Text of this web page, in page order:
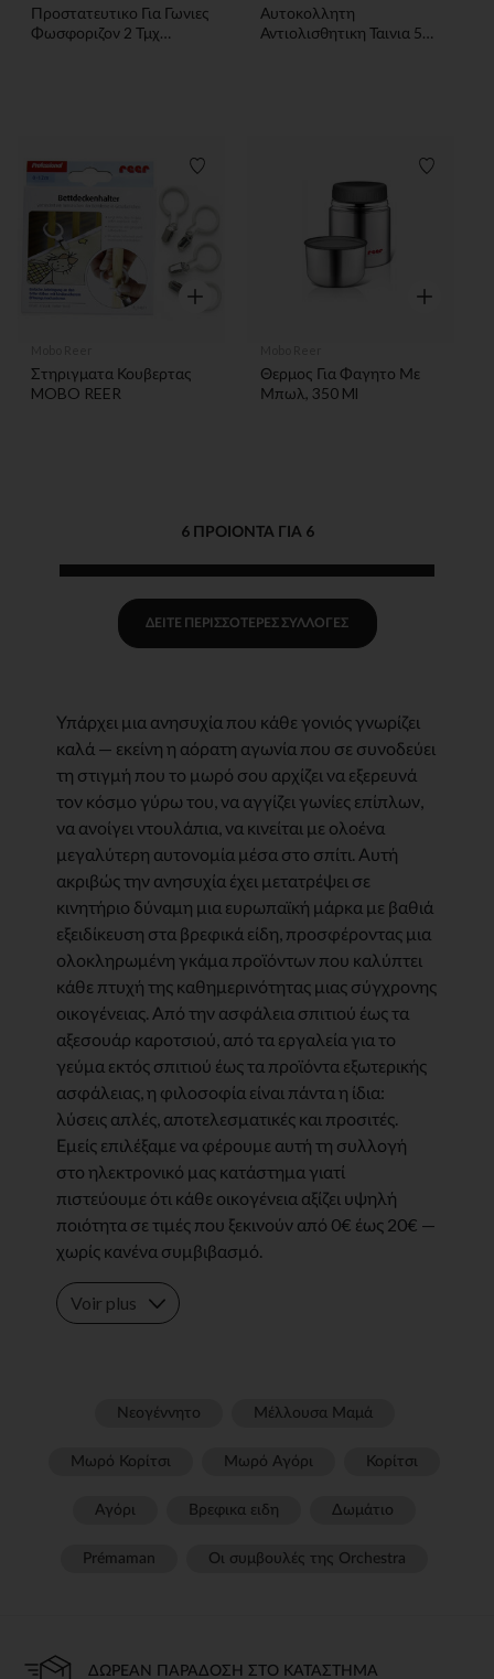
Προστατευτικο Για Γωνιες
Φωσφοριζον 2 Τμχ
Αυτοκολλητη
Αντιολισθητικη Ταινια 5M
Λίστα προτιμήσεων
Γρήγορη επισκόπηση
Στηριγματα Κουβερτας
MOBO REER
Λίστα
Γρήγορη
Θερμος Για Φαγητο Με
Μπωλ, 350 Ml
6 ΠΡΟΙΌΝΤΑ ΓΙΑ 6
ΔΕΊΤΕ ΠΕΡΙΣΣΌΤΕΡΕΣ ΣΥΛΛΟΓΈΣ
Υπάρχει μια ανησυχία που κάθε γονιός γνωρίζει
καλά — εκείνη η αόρατη αγωνία που σε συνοδεύει
τη στιγμή που το μωρό σου αρχίζει να εξερευνά
τον κόσμο γύρω του, να αγγίζει γωνίες επίπλων,
να ανοίγει ντουλάπια, να κινείται με ολοένα
μεγαλύτερη αυτονομία μέσα στο σπίτι. Αυτή
ακριβώς την ανησυχία έχει μετατρέψει σε
κινητήριο δύναμη μια ευρωπαϊκή μάρκα με βαθιά
εξειδίκευση στα βρεφικά είδη, προσφέροντας μια
ολοκληρωμένη γκάμα προϊόντων που καλύπτει
κάθε πτυχή της καθημερινότητας μιας σύγχρονης
οικογένειας. Από την ασφάλεια σπιτιού έως τα
αξεσουάρ καροτσιού, από τα εργαλεία για το
γεύμα εκτός σπιτιού έως τα προϊόντα εξωτερικής
ασφάλειας, η φιλοσοφία είναι πάντα η ίδια:
λύσεις απλές, αποτελεσματικές και προσιτές.
Εμείς επιλέξαμε να φέρουμε αυτή τη συλλογή
στο ηλεκτρονικό μας κατάστημα γιατί
πιστεύουμε ότι κάθε οικογένεια αξίζει υψηλή
ποιότητα σε τιμές που ξεκινούν από 0€ έως 20€ —
χωρίς κανένα συμβιβασμό.
Voir plus
Νεογέννητο Μέλλουσα Μαμά
Μωρό Κορίτσι Μωρό Αγόρι Κορίτσι
Αγόρι Βρεφικα ειδη Δωμάτιο
Prémaman Οι συμβουλές της Orchestra​
ΔΩΡΕΆΝ ΠΑΡΆΔΟΣΗ ΣΤΟ ΚΑΤΆΣΤΗΜΑ